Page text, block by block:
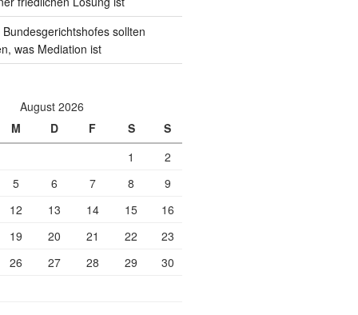
sollten
was Mediation ist
August 2026
M D F S
S
1
2
5 6 7 8
9
12 13 14 15
16
19 20 21 22
23
26 27 28 29
30